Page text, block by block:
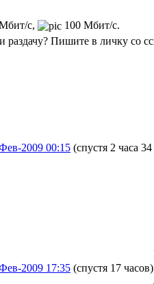
с,
100 Мбит/с.
раздачу? Пишите в личку со
2009 00:15 (спустя 2 часа
2009 17:35 (спустя 17 часов)